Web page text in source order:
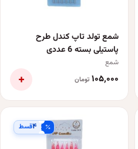
شمع تولد تاپ کندل طرح
پاستیلی بسته 6 عددی
شمع
۱۰۵٬۰۰۰ تومان +
۴قسط